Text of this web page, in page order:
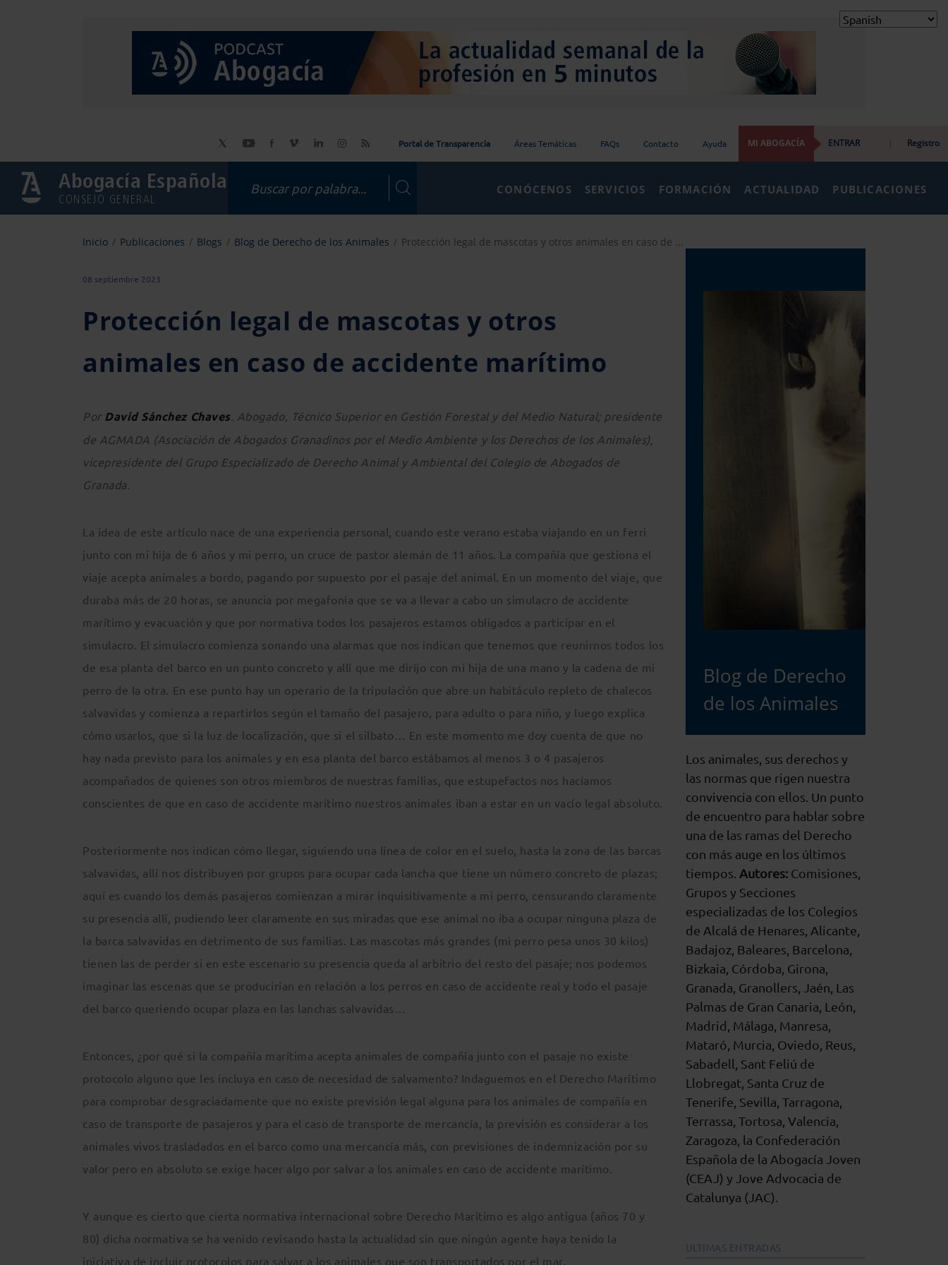
Portal de Transparencia Áreas Temáticas FAQs Contacto Ayuda MI ABOGACÍA ENTRAR | Registro
Abogacía Española
CONSEJO GENERAL
CONÓCENOS SERVICIOS FORMACIÓN ACTUALIDAD PUBLICACIONES
Inicio Publicaciones Blogs Blog de Derecho de los Animales Protección legal de mascotas y otros animales en caso de ...
08 septiembre 2023
Protección legal de mascotas y otros
animales en caso de accidente marítimo
Por David Sánchez Chaves. Abogado, Técnico Superior en Gestión Forestal y del Medio Natural; presidente
de AGMADA (Asociación de Abogados Granadinos por el Medio Ambiente y los Derechos de los Animales),
vicepresidente del Grupo Especializado de Derecho Animal y Ambiental del Colegio de Abogados de
Granada.
La idea de este artículo nace de una experiencia personal, cuando este verano estaba viajando en un ferri
junto con mi hija de 6 años y mi perro, un cruce de pastor alemán de 11 años. La compañía que gestiona el
viaje acepta animales a bordo, pagando por supuesto por el pasaje del animal. En un momento del viaje, que
duraba más de 20 horas, se anuncia por megafonía que se va a llevar a cabo un simulacro de accidente
marítimo y evacuación y que por normativa todos los pasajeros estamos obligados a participar en el
simulacro. El simulacro comienza sonando una alarmas que nos indican que tenemos que reunirnos todos los
de esa planta del barco en un punto concreto y allí que me dirijo con mi hija de una mano y la cadena de mi
perro de la otra. En ese punto hay un operario de la tripulación que abre un habitáculo repleto de chalecos
salvavidas y comienza a repartirlos según el tamaño del pasajero, para adulto o para niño, y luego explica
cómo usarlos, que si la luz de localización, que si el silbato… En este momento me doy cuenta de que no
hay nada previsto para los animales y en esa planta del barco estábamos al menos 3 o 4 pasajeros
acompañados de quienes son otros miembros de nuestras familias, que estupefactos nos hacíamos
conscientes de que en caso de accidente marítimo nuestros animales iban a estar en un vacío legal absoluto.
Posteriormente nos indican cómo llegar, siguiendo una línea de color en el suelo, hasta la zona de las barcas
salvavidas, allí nos distribuyen por grupos para ocupar cada lancha que tiene un número concreto de plazas;
aquí es cuando los demás pasajeros comienzan a mirar inquisitivamente a mi perro, censurando claramente
su presencia allí, pudiendo leer claramente en sus miradas que ese animal no iba a ocupar ninguna plaza de
la barca salvavidas en detrimento de sus familias. Las mascotas más grandes (mi perro pesa unos 30 kilos)
tienen las de perder si en este escenario su presencia queda al arbitrio del resto del pasaje; nos podemos
imaginar las escenas que se producirían en relación a los perros en caso de accidente real y todo el pasaje
del barco queriendo ocupar plaza en las lanchas salvavidas…
Entonces, ¿por qué si la compañía marítima acepta animales de compañía junto con el pasaje no existe
protocolo alguno que les incluya en caso de necesidad de salvamento? Indaguemos en el Derecho Marítimo
para comprobar desgraciadamente que no existe previsión legal alguna para los animales de compañía en
caso de transporte de pasajeros y para el caso de transporte de mercancía, la previsión es considerar a los
animales vivos trasladados en el barco como una mercancía más, con previsiones de indemnización por su
valor pero en absoluto se exige hacer algo por salvar a los animales en caso de accidente marítimo.
Y aunque es cierto que cierta normativa internacional sobre Derecho Marítimo es algo antigua (años 70 y
80) dicha normativa se ha venido revisando hasta la actualidad sin que ningún agente haya tenido la
iniciativa de incluir protocolos para salvar a los animales que son transportados por el mar.
Blog de Derecho
de los Animales
Los animales, sus derechos y
las normas que rigen nuestra
convivencia con ellos. Un punto
de encuentro para hablar sobre
una de las ramas del Derecho
con más auge en los últimos
tiempos. Autores: Comisiones,
Grupos y Secciones
especializadas de los Colegios
de Alcalá de Henares, Alicante,
Badajoz, Baleares, Barcelona,
Bizkaia, Córdoba, Girona,
Granada, Granollers, Jaén, Las
Palmas de Gran Canaria, León,
Madrid, Málaga, Manresa,
Mataró, Murcia, Oviedo, Reus,
Sabadell, Sant Feliú de
Llobregat, Santa Cruz de
Tenerife, Sevilla, Tarragona,
Terrassa, Tortosa, Valencia,
Zaragoza, la Confederación
Española de la Abogacía Joven
(CEAJ) y Jove Advocacia de
Catalunya (JAC).
ULTIMAS ENTRADAS